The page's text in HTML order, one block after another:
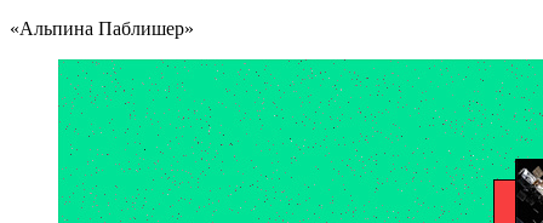
«Альпина Паблишер»